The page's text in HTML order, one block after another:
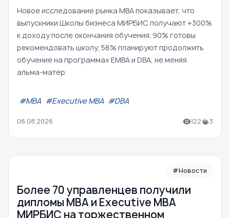
Новое исследование рынка MBA показывает, что
выпускники Школы бизнеса МИРБИС получают +300%
к доходу после окончания обучения; 90% готовы
рекомендовать школу; 58% планируют продолжить
обучение на программах EMBA и DBA, не меняя
альма-матер.
#МВА #Executive MBA #DBA
06.08.2026 122 3
#Новости
Более 70 управленцев получили
дипломы MBA и Executive MBA
МИРБИС на торжественном